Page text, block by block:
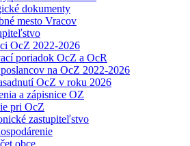
dokumenty
mesto Vracov
OcZ 2022-2026
poriadok OcZ a OcR
na OcZ 2022-2026
OcZ v roku 2026
a zápisnice OZ
pri OcZ
zastupiteľstvo
obce